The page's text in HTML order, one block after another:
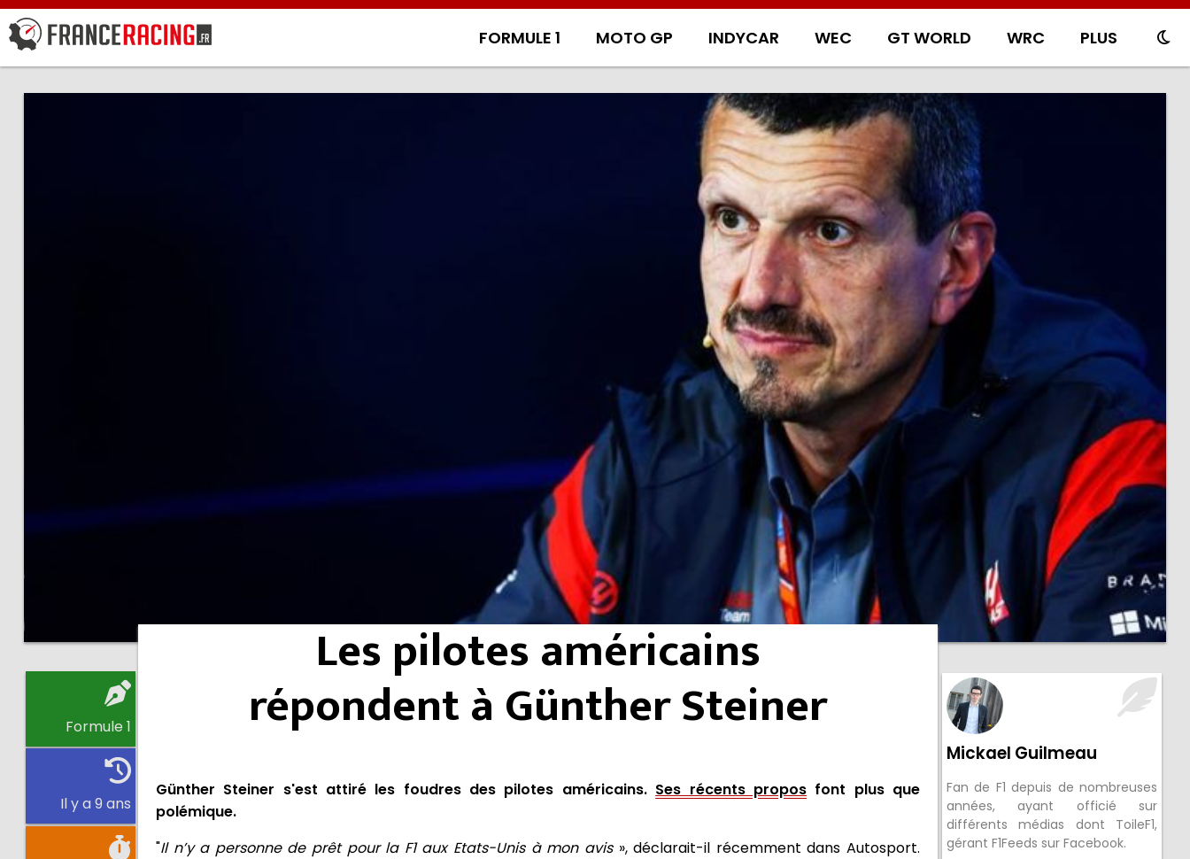
FORMULE 1 MOTO GP INDYCAR WEC GT WORLD WRC PLUS
Formule 1
Il y a 9 ans
Les pilotes américains
répondent à Günther Steiner
Günther Steiner s'est attiré les foudres des pilotes américains. Ses récents proposfont plus que
polémique.
"Il n’y a personne de prêt pour la F1 aux Etats-Unis à mon avis», déclarait-il récemment dans Autosport.
Mickael Guilmeau
Fan de F1 depuis de nombreuses
années, ayant officié sur
différents médias dont ToileF1,
gérant F1Feeds sur Facebook.